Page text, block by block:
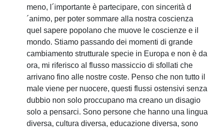
meno, l´importante è partecipare, con sincerità d
´animo, per poter sommare alla nostra coscienza
quel sapere popolano che muove le coscienze e il
mondo. Stiamo passando dei momenti di grande
cambiamento strutturale specie in Europa e non è da
ora, mi riferisco al flusso massiccio di sfollati che
arrivano fino alle nostre coste. Penso che non tutto il
male viene per nuocere, questi flussi ostensivi senza
dubbio non solo proccupano ma creano un disagio
solo a pensarci. Sono persone che hanno una lingua
diversa, cultura diversa, educazione diversa, sono